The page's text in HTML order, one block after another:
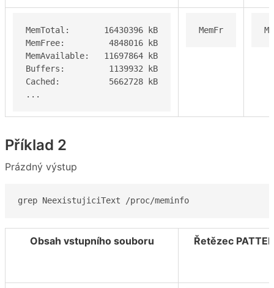
MemTotal:       16430396 kB
MemFree:         4848016 kB
MemAvailable:   11697864 kB
Buffers:         1139932 kB
Cached:          5662728 kB
...
MemFr
Příklad 2
Prázdný výstup
grep NeexistujiciText /proc/meminfo
Obsah vstupního souboru Řetězec